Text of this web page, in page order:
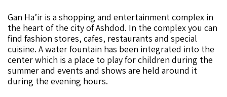
Gan Ha’ir is a shopping and entertainment complex in
the heart of the city of Ashdod. In the complex you can
find fashion stores, cafes, restaurants and special
cuisine. A water fountain has been integrated into the
center which is a place to play for children during the
summer and events and shows are held around it
during the evening hours.